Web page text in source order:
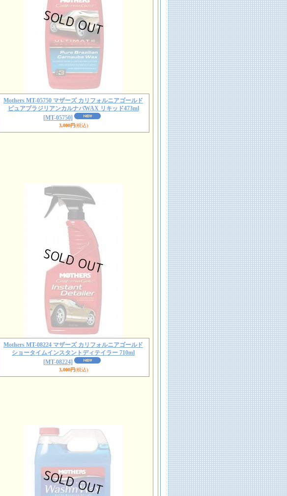
Mothers MT-05750 マザーズ カリフォルニアゴールド
ピュアブラジリアンカルナバWAX リキッド473ml
[MT-05750]
3,000円(税込)
Mothers MT-08224 マザーズ カリフォルニアゴールド
ショータイムインスタントディテイラー 710ml
[MT-08224]
3,000円(税込)